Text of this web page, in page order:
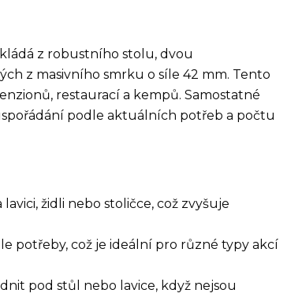
z robustního stolu, dvou
z masivního smrku o síle 42 mm. Tento
restaurací a kempů. Samostatné
podle aktuálních potřeb a počtu
židli nebo stoličce, což zvyšuje
potřeby, což je ideální pro různé typy akcí
pod stůl nebo lavice, když nejsou